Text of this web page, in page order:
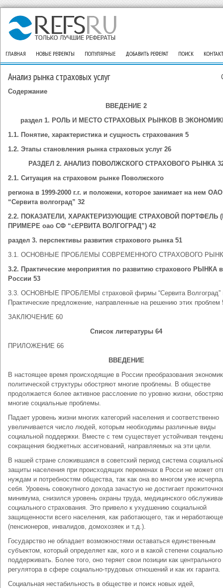
ГЛАВНАЯ НОВЫЕ РЕФЕРАТЫ ПОПУЛЯРНЫЕ ДОБАВИТЬ РЕФЕРАТ ПОИСК
Анализ рынка страховых услуг
Содержание
ВВЕДЕНИЕ 2
раздел 1. РОЛЬ И МЕСТО СТРАХОВЫХ РЫНКОВ В
1.1. Понятие, характеристика и сущность страхования 5
1.2. Этапы становления рынка страховых услуг 26
РАЗДЕЛ 2. АНАЛИЗ ПОВОЛЖСКОГО СТРАХОВОГО РЫНКА
2.1. Ситуация на страховом рынке Поволжского
региона в 1999-2000 г.г. и положени, которое занимает на нем
“Сервита волгоград” 32
2.2. ПОКАЗАТЕЛИ, ХАРАКТЕРИЗУЮЩИЕ СТРАХОВОЙ ПОРТФЕЛЬ
ПРИМЕРЕ оао СФ “сЕРВИТА ВОЛГОГРАД”) 42
раздел 3. перспективы развития страхового рынка 51
3.1. ОСНОВНЫЕ ПРОБЛЕМЫ СОВРЕМЕННОГО СТРАХОВОГО
3.2. Практические мероприятия по развитию страхового РЫНКА в
России 53
3.3. ОСНОВНЫЕ ПРОБЛЕМЫ страховой фирмы “Сервита Волгоград”
Практические предложение, направленные на решению этих проблем
ЗАКЛЮЧЕНИЕ 60
Список литературы 64
ПРИЛОЖЕНИЕ 66
ВВЕДЕНИЕ
В настоящее время происходящие в России преобразования
политической структуры обостряют многие проблемы. В обществе
продолжается более активное расслоение по уровню жизни,
многие социальные проблемы.
Падает уровень жизни многих категорий населения и соответственно
увеличивается число людей, которым необходимы различные виды
социальной поддержки. Вместе с тем существует устойчивая
сокращения бюджетных ассигнований, направляемых на эти цели.
В нашей стране сложившаяся в советский период система
защиты населения при происходящих переменах в Росси не может
нуждам и потребностям общества, так как она во многом уже
себя. Уровень совокупного дохода зачастую не достигает
минимума, снизился уровень охраны труда, медицинского
социального страхования. Это привело к ухудшению социальной
защищенности всего населения, как работающего, так и
(пенсионеров, инвалидов, домохозяек и т.д.).
Государство не обладает возможностями оставаться единственным
субъектом, который определяет как, кого и в какой степени социально
поддерживать. Более того, оно теряет свои позиции как центрального
регулятора в сфере социально-трудовых отношений и как их гаранта.
Социальная нестабильность в обществе и поиск новых идей,